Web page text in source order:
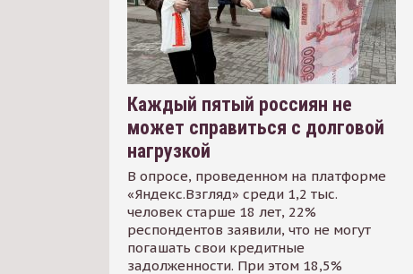
Каждый пятый россиян не
может справиться с долговой
нагрузкой
В опросе, проведенном на платформе
«Яндекс.Взгляд» среди 1,2 тыс.
человек старше 18 лет, 22%
респондентов заявили, что не могут
погашать свои кредитные
задолженности. При этом 18,5%